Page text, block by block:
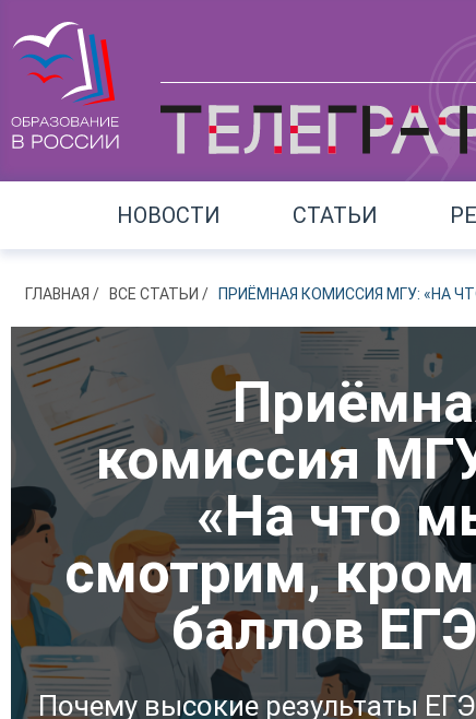
НОВОСТИ СТАТЬИ
ГЛАВНАЯ ВСЕ СТАТЬИ ПРИЁМНАЯ КОМИССИЯ МГУ: «НА
комиссия
«На что
смотрим,
баллов
Почему высокие результаты